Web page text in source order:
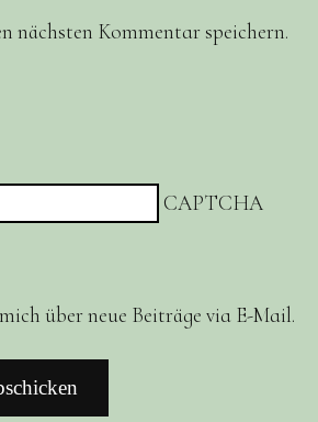
nächsten Kommentar speichern.
CAPTCHA
über neue Beiträge via E-Mail.